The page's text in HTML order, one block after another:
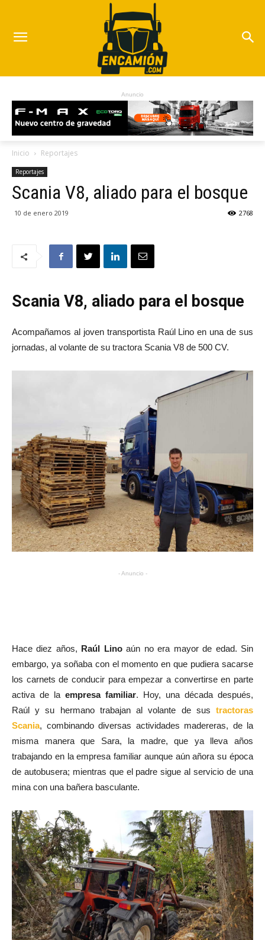
Anuncio
Inicio Reportajes
Reportajes
Scania V8, aliado para el bosque
10 de enero 2019 2768
Scania V8, aliado para el bosque
Acompañamos al joven transportista Raúl Lino en una de sus
jornadas, al volante de su tractora Scania V8 de 500 CV.
- Anuncio -
Hace diez años, Raúl Linoaún no era mayor de edad. Sin
embargo, ya soñaba con el momento en que pudiera sacarse
los carnets de conducir para empezar a convertirse en parte
activa de la empresa familiar. Hoy, una década después,
Raúl y su hermano trabajan al volante de sus tractoras
Scania, combinando diversas actividades madereras, de la
misma manera que Sara, la madre, que ya lleva años
trabajando en la empresa familiar aunque aún añora su época
de autobusera; mientras que el padre sigue al servicio de una
mina con una bañera basculante.